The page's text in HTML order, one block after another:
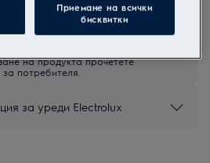
регламент на ЕС 2023/988 са
на продукта прочетете
потребителя.
за уреди Electrolux
Приемане на всички
бисквитки